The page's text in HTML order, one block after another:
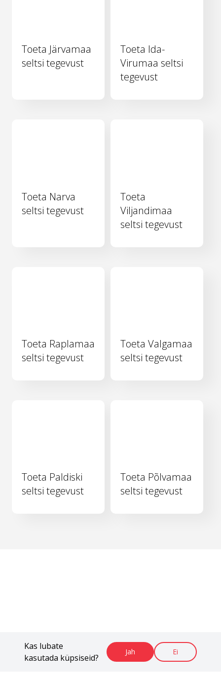
Kas lubate
kasutada küpsiseid?
Jah Ei
Toeta Järvamaa
seltsi tegevust
Toeta Ida-
Virumaa seltsi
tegevust
Toeta Narva
seltsi tegevust
Toeta
Viljandimaa
seltsi tegevust
Toeta Raplamaa
seltsi tegevust
Toeta Valgamaa
seltsi tegevust
Toeta Paldiski
seltsi tegevust
Toeta Põlvamaa
seltsi tegevust